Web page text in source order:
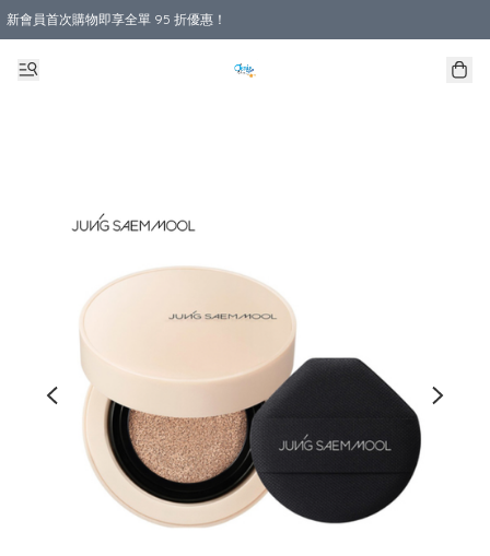
新會員首次購物即享全單 95 折優惠！
購物滿 HKD 800.00即享免運費優惠！（適用於 本地送貨、本地取貨 )